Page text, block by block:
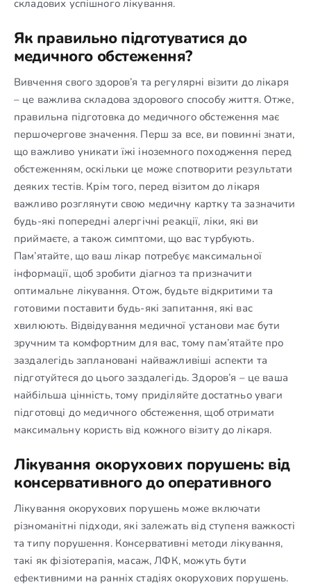
складових успішного лікування.
Як правильно підготуватися до
медичного обстеження?
Вивчення свого здоров’я та регулярні візити до лікаря
– це важлива складова здорового способу життя. Отже,
правильна підготовка до медичного обстеження має
першочергове значення. Перш за все, ви повинні знати,
що важливо уникати їжі іноземного походження перед
обстеженням, оскільки це може спотворити результати
деяких тестів. Крім того, перед візитом до лікаря
важливо розглянути свою медичну картку та зазначити
будь-які попередні алергічні реакції, ліки, які ви
приймаєте, а також симптоми, що вас турбують.
Пам’ятайте, що ваш лікар потребує максимальної
інформації, щоб зробити діагноз та призначити
оптимальне лікування. Отож, будьте відкритими та
готовими поставити будь-які запитання, які вас
хвилюють. Відвідування медичної установи має бути
зручним та комфортним для вас, тому пам’ятайте про
заздалегідь заплановані найважливіші аспекти та
підготуйтеся до цього заздалегідь. Здоров’я – це ваша
найбільша цінність, тому приділяйте достатньо уваги
підготовці до медичного обстеження, щоб отримати
максимальну користь від кожного візиту до лікаря.
Лікування окорухових порушень: від
консервативного до оперативного
Лікування окорухових порушень може включати
різноманітні підходи, які залежать від ступеня важкості
та типу порушення. Консервативні методи лікування,
такі як фізіотерапія, масаж, ЛФК, можуть бути
ефективними на ранніх стадіях окорухових порушень.